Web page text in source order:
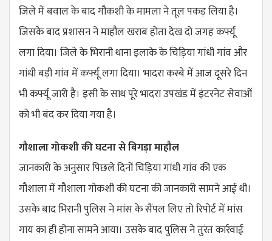
जिले में बवाल के बाद गौकशी के मामला ने तूल पकड़ लिया है।
जिसके बाद प्रशासन ने माहौल खराब होता देख दो जगह कर्फ्यू
लगा दिया। जिले के भिरानी थाना इलाके के चिड़िया गांधी गांव और
गांधी बड़ी गांव में कर्फ्यू लगा दिया।भादरा कस्बे में आज दूसरे दिन
भी कर्फ्यू जारी है। इसी के साथ पूरे भादरा उपखंड में इंटरनेट सेवाओं
को भी बंद कर दिया गया है।
गौशाला गोकशी की घटना से बिगड़ा माहौल
जानकारी के अनुसार पिछले दिनों चिड़िया गांधी गांव की एक
गौशाला में गौशाला गोकशी की घटना की जानकारी सामने आई थी।
उसके बाद भिरानी पुलिस ने मांस के सैंपल लिए तो रिपोर्ट में मांस
गाय का ही होना सामने आया। उसके बाद पुलिस ने तुरंत कार्रवाई